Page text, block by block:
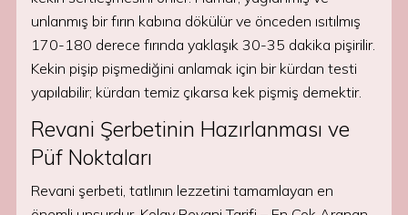
unlanmış bir fırın kabına dökülür ve önceden ısıtılmış
170-180 derece fırında yaklaşık 30-35 dakika pişirilir.
Kekin pişip pişmediğini anlamak için bir kürdan testi
yapılabilir; kürdan temiz çıkarsa kek pişmiş demektir.
Revani Şerbetinin Hazırlanması ve
Püf Noktaları
Revani şerbeti, tatlının lezzetini tamamlayan en